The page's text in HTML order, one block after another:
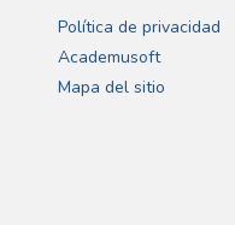
Política de privacidad
Academusoft
Mapa del sitio